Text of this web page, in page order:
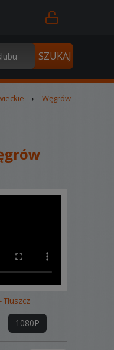
› Węgrów
1080P